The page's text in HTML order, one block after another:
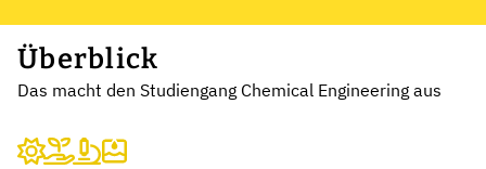
Überblick
Das macht den Studiengang Chemical Engineering aus